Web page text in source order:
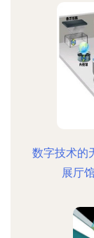
数字技术的
展厅